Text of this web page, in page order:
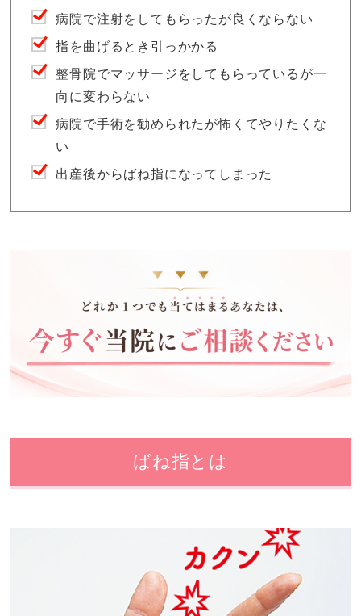
病院で注射をしてもらったが良くならない
指を曲げるとき引っかかる
整骨院でマッサージをしてもらっているが一
向に変わらない
病院で手術を勧められたが怖くてやりたくな
い
出産後からばね指になってしまった
ばね指とは